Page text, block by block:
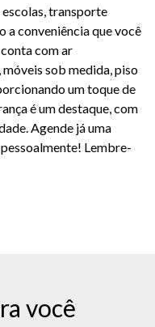
transporte
a conveniência que você
com ar
sob medida, piso
um toque de
é um destaque, com
Agende já uma
Lembre-
você